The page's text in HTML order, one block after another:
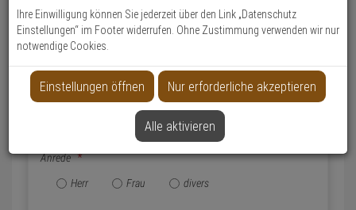
Suche
Geschäftskunden-
Konto anlegen
anlegen
Name & Anschrift
Anrede *
Herr
Frau divers
Ihre Einwilligung können Sie jederzeit über den Link „Datenschutz
Einstellungen“ im Footer widerrufen. Ohne Zustimmung verwenden wir nur
notwendige Cookies.
Einstellungen öffnen Nur erforderliche akzeptieren
Alle aktivieren